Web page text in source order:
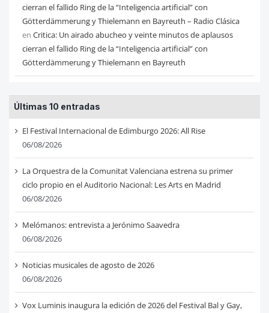
cierran el fallido Ring de la “Inteligencia artificial” con
Götterdämmerung y Thielemann en Bayreuth – Radio Clásica
en Critica: Un airado abucheo y veinte minutos de aplausos
cierran el fallido Ring de la “Inteligencia artificial” con
Götterdämmerung y Thielemann en Bayreuth
Últimas 10 entradas
El Festival Internacional de Edimburgo 2026: All Rise
06/08/2026
La Orquestra de la Comunitat Valenciana estrena su primer
ciclo propio en el Auditorio Nacional: Les Arts en Madrid
06/08/2026
Melómanos: entrevista a Jerónimo Saavedra
06/08/2026
Noticias musicales de agosto de 2026
06/08/2026
Vox Luminis inaugura la edición de 2026 del Festival Bal y Gay,